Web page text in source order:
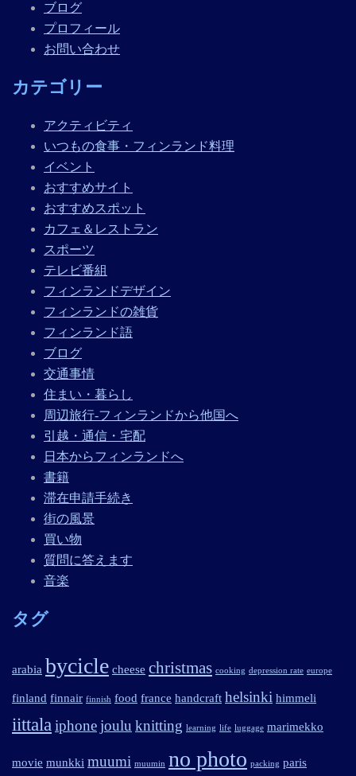
ブログ
プロフィール
お問い合わせ
カテゴリー
アクティビティ
いつもの食事・フィンランド料理
イベント
おすすめサイト
おすすめスポット
カフェ＆レストラン
スポーツ
テレビ番組
フィンランドデザイン
フィンランドの雑貨
フィンランド語
ブログ
交通事情
住まい・暮らし
周辺旅行-フィンランドから他国へ
引越・通信・宅配
日本からフィンランドへ
書籍
滞在申請手続き
街の風景
買い物
質問に答えます
音楽
タグ
arabia bycicle cheese christmas cooking depression rate europe
finland finnair finnish food france handcraft helsinki himmeli
iittalaiphonejoulu knitting learning life luggage marimekko
movie munkki muumi muumin no photo packing paris